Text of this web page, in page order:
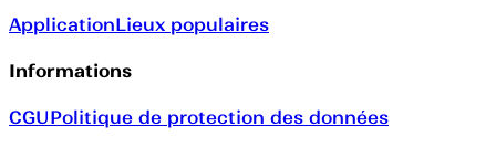
ApplicationLieux populaires
Informations
CGUPolitique de protection des données